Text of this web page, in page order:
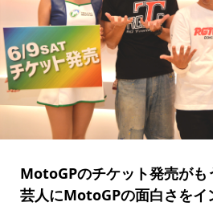
MotoGPのチケット発売がも
芸人にMotoGPの面白さをイ